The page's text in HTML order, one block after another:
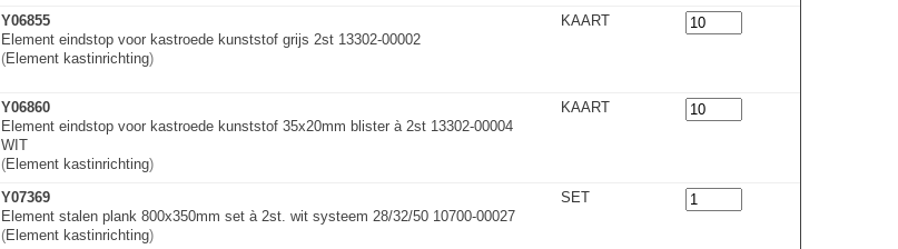
Y06855
Element eindstop voor kastroede kunststof grijs 2st 13302-00002
(Element kastinrichting)
KAART
Y06860
Element eindstop voor kastroede kunststof 35x20mm blister à 2st 13302-00004
WIT
(Element kastinrichting)
KAART
Y07369
Element stalen plank 800x350mm set à 2st. wit systeem 28/32/50 10700-00027
(Element kastinrichting)
SET